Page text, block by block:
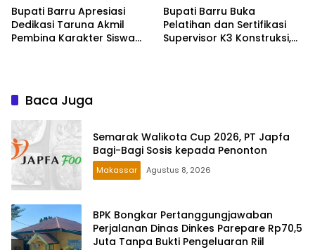
Bupati Barru Apresiasi
Dedikasi Taruna Akmil
Pembina Karakter Siswa
Bupati Barru Buka
Pelatihan dan Sertifikasi
Supervisor K3 Konstruksi,
Baca Juga
Semarak Walikota Cup 2026, PT Japfa
Bagi-Bagi Sosis kepada Penonton
Makassar Agustus 8, 2026
BPK Bongkar Pertanggungjawaban
Perjalanan Dinas Dinkes Parepare Rp70,5
Juta Tanpa Bukti Pengeluaran Riil